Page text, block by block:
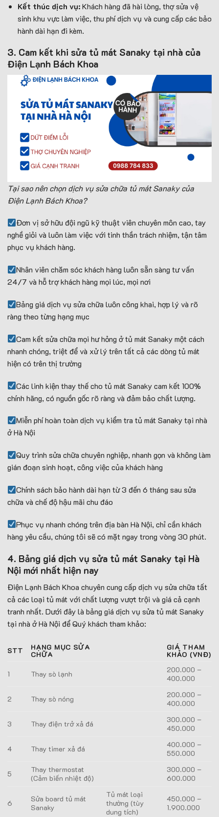
Kết thúc dịch vụ:Khách hàng đã hài lòng, thợ sửa vệ
sinh khu vực làm việc, thu phí dịch vụ và cung cấp các bảo
hành dài hạn đi kèm.
3. Cam kết khi sửa tủ mát Sanaky tại nhà của
Điện Lạnh Bách Khoa
Tại sao nên chọn dịch vụ sửa chữa tủ mát Sanaky của
Điện Lạnh Bách Khoa?
Đơn vị sở hữu đội ngũ kỹ thuật viên chuyên môn cao, tay
nghề giỏi và luôn làm việc với tinh thần trách nhiệm, tận tâm
phục vụ khách hàng.
Nhân viên chăm sóc khách hàng luôn sẵn sàng tư vấn
24/7 và hỗ trợ khách hàng mọi lúc, mọi nơi
Bảng giá dịch vụ sửa chữa luôn công khai, hợp lý và rõ
ràng theo từng hạng mục
Cam kết sửa chữa mọi hư hỏng ở tủ mát Sanaky một cách
nhanh chóng, triệt để và xử lý trên tất cả các dòng tủ mát
hiện có trên thị trường
Các linh kiện thay thế cho tủ mát Sanaky cam kết 100%
chính hãng, có nguồn gốc rõ ràng và đảm bảo chất lượng.
Miễn phí hoàn toàn dịch vụ kiểm tra tủ mát Sanaky tại nhà
ở Hà Nội
Quy trình sửa chữa chuyên nghiệp, nhanh gọn và không làm
gián đoạn sinh hoạt, công việc của khách hàng
Chính sách bảo hành dài hạn từ 3 đến 6 tháng sau sửa
chữa và chế độ hậu mãi chu đáo
Phục vụ nhanh chóng trên địa bàn Hà Nội, chỉ cần khách
hàng yêu cầu, chúng tôi sẽ có mặt ngay trong vòng 30 phút.
4. Bảng giá dịch vụ sửa tủ mát Sanaky tại Hà
Nội mới nhất hiện nay
Điện Lạnh Bách Khoa chuyên cung cấp dịch vụ sửa chữa tất
cả các loại tủ mát với chất lượng vượt trội và giá cả cạnh
tranh nhất. Dưới đây là bảng giá dịch vụ sửa tủ mát Sanaky
tại nhà ở Hà Nội để Quý khách tham khảo:
STT HẠNG MỤC SỬA
CHỮA
GIÁ THAM
KHẢO (VNĐ)
1 Thay sò lạnh
200.000 –
400.000
2 Thay sò nóng
200.000 –
400.000
3 Thay điện trở xả đá
300.000 –
450.000
4 Thay timer xả đá
400.000 –
550.000
5
Thay thermostat
(Cảm biến nhiệt độ)
300.000 –
600.000
6
Sửa board tủ mát
Sanaky
Tủ mát loại
thường (tùy
dung tích)
450.000 –
1.900.000